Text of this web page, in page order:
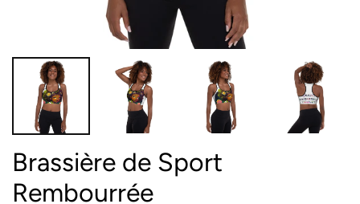
Brassière de Sport
Rembourrée